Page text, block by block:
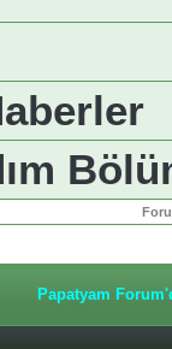
Papatyam